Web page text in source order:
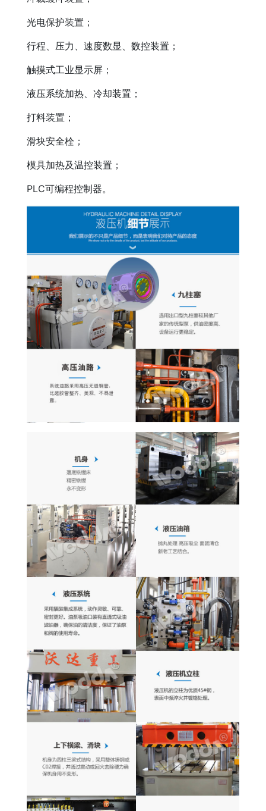
光电保护装置；
行程、压力、速度数显、数控装置；
触摸式工业显示屏；
液压系统加热、冷却装置；
打料装置；
滑块安全栓；
模具加热及温控装置；
PLC可编程控制器。